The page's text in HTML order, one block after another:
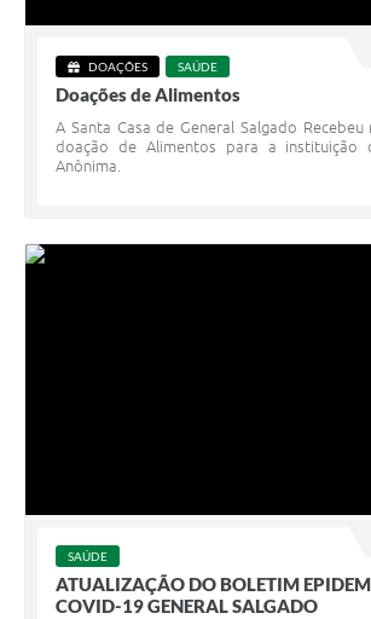
DOAÇÕES SAÚDE
Doações de Alimentos
A Santa Casa de General Salgado
doação de Alimentos para a instituição
Anônima.
SAÚDE
ATUALIZAÇÃO DO BOLETIM
COVID-19 GENERAL SALGADO